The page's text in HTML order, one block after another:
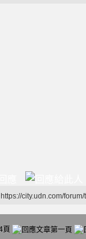
city.udn.com/
頁